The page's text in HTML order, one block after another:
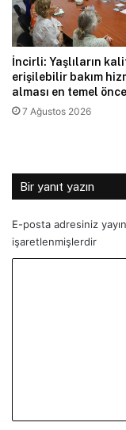
İncirli: Yaşlıların
erişilebilir bakım
alması en temel
7 Ağustos 2026
Bir yanıt yazın
E-posta adresiniz
işaretlenmişlerdir